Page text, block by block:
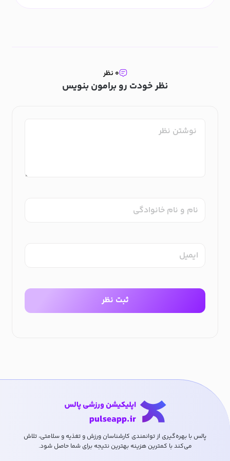
نظر خودت رو برامون بنویس
۰ نظر
نام و نام خانوادگی
ایمیل
ثبت نظر
پالس با بهره‌گیری از توانمندی کارشناسان ورزش و تغذیه و سلامتی، تلاش
می‌کند با کمترین هزینه بهترین نتیجه برای شما حاصل شود.